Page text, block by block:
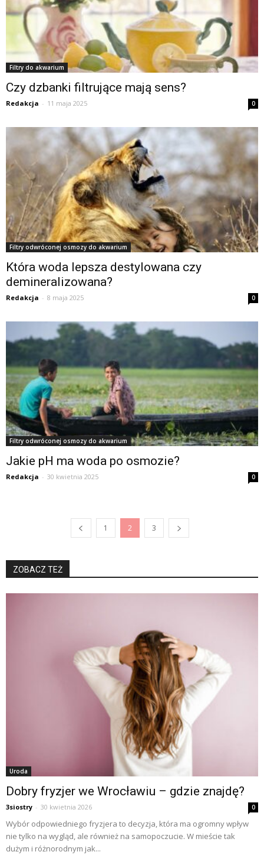
Filtry do akwarium
Czy dzbanki filtrujące mają sens?
Redakcja - 11 maja 2025 0
Filtry odwróconej osmozy do akwarium
Która woda lepsza destylowana czy
demineralizowana?
Redakcja - 8 maja 2025 0
Filtry odwróconej osmozy do akwarium
Jakie pH ma woda po osmozie?
Redakcja - 30 kwietnia 2025 0
1 2 3
ZOBACZ TEŻ
Uroda
Dobry fryzjer we Wrocławiu – gdzie znajdę?
3siostry - 30 kwietnia 2026 0
Wybór odpowiedniego fryzjera to decyzja, która ma ogromny wpływ
nie tylko na wygląd, ale również na samopoczucie. W mieście tak
dużym i różnorodnym jak...